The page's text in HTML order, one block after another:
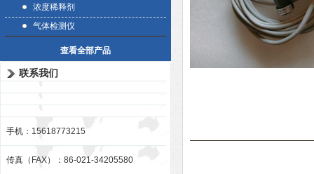
浓度稀释剂
气体检测仪
查看全部产品
联系我们
手机：15618773215
传真（FAX）：86-021-34205580